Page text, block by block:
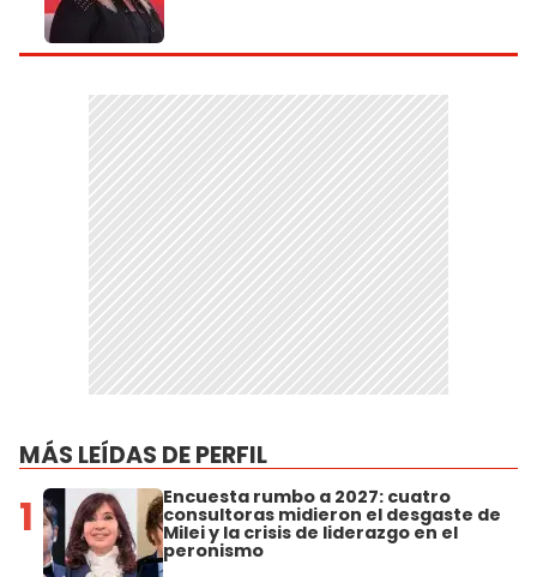
MÁS LEÍDAS DE PERFIL
1 Encuesta rumbo a 2027: cuatro
consultoras midieron el desgaste de
Milei y la crisis de liderazgo en el
peronismo